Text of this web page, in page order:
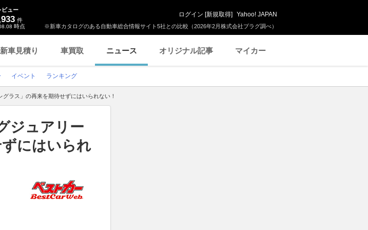
※新車カタログのある自動車総合情報サイト5社との比較（2026年2月株式会社プラグ調べ）
ビュー
件
時点
ログイン [新規取得] Yahoo! JAPAN
新車見積り 車買取 ニュース オリジナル記事 マイカー
イベント ランキング
ラス」の再来を期待せずにはいられない！
ジュアリー
にはいられ